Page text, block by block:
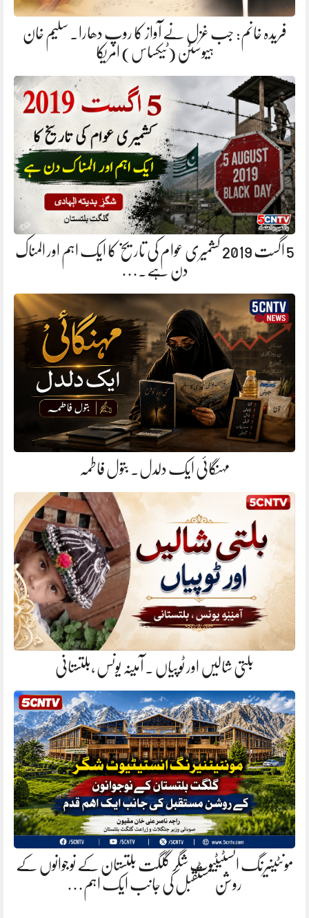
فریدہ خانم: جب غزل نے آواز کا روپ دھارا. سلیم خان
ہیوسٹن (ٹیکساس) امریکا
5 اگست 2019 کشمیری عوام کی تاریخ کا ایک اہم اور المناک
دن ہے.…
مہنگائی ایک دلدل. بتول فاطمہ
بلتی شالیں اور ٹوپیاں . آمینہ یونس ،بلتستانی
مونٹینیرنگ انسٹیٹیوٹ شگر گلگت بلتستان کے نوجوانوں کے
روشن مستقبل کی جانب ایک اہم…